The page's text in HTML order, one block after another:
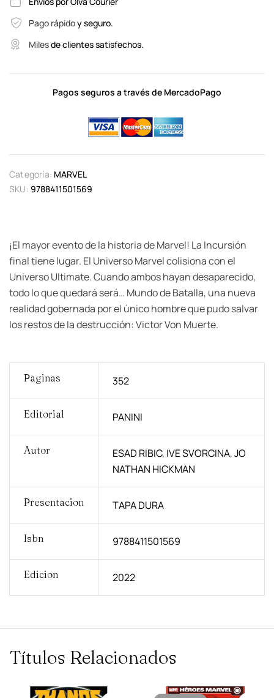
Pago rápidoy seguro.
Milesde clientes satisfechos.
Pagos seguros a través de MercadoPago
Categoría: MARVEL
SKU: 9788411501569
¡El mayor evento de la historia de Marvel! La Incursión
final tiene lugar. El Universo Marvel colisiona con el
Universo Ultimate. Cuando ambos hayan desaparecido,
todo lo que quedará será… Mundo de Batalla, una nueva
realidad gobernada por el único hombre que pudo salvar
los restos de la destrucción: Victor Von Muerte.
Paginas 352
Editorial PANINI
Autor ESAD RIBIC, IVE SVORCINA,JO
NATHAN HICKMAN
Presentacion TAPA DURA
Isbn 9788411501569
Edicion 2022
Títulos Relacionados